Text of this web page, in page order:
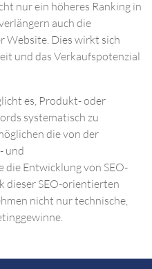
nur ein höheres Ranking in
auch die
Website. Dies wirkt sich
und das Verkaufspotenzial
es, Produkt- oder
systematisch zu
die von der
und
die Entwicklung von SEO-
dieser SEO-orientierten
nicht nur technische,